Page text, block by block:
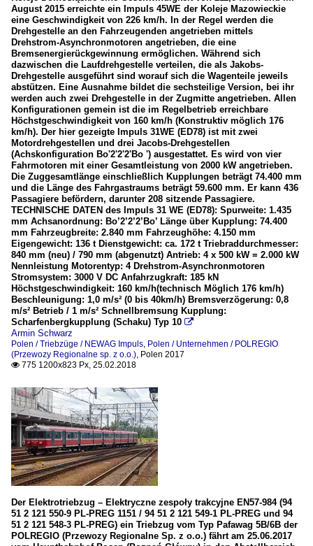
August 2015 erreichte ein Impuls 45WE der Koleje Mazowieckie
eine Geschwindigkeit von 226 km/h. In der Regel werden die
Drehgestelle an den Fahrzeugenden angetrieben mittels
Drehstrom-Asynchronmotoren angetrieben, die eine
Bremsenergierückgewinnung ermöglichen. Während sich
dazwischen die Laufdrehgestelle verteilen, die als Jakobs-
Drehgestelle ausgeführt sind worauf sich die Wagenteile jeweils
abstützen. Eine Ausnahme bildet die sechsteilige Version, bei ihr
werden auch zwei Drehgestelle in der Zugmitte angetrieben. Allen
Konfigurationen gemein ist die im Regelbetrieb erreichbare
Höchstgeschwindigkeit von 160 km/h (Konstruktiv möglich 176
km/h). Der hier gezeigte Impuls 31WE (ED78) ist mit zwei
Motordrehgestellen und drei Jacobs-Drehgestellen
(Achskonfiguration Bo'2'2'2'Bo ') ausgestattet. Es wird von vier
Fahrmotoren mit einer Gesamtleistung von 2000 kW angetrieben.
Die Zuggesamtlänge einschließlich Kupplungen beträgt 74.400 mm
und die Länge des Fahrgastraums beträgt 59.600 mm. Er kann 436
Passagiere befördern, darunter 208 sitzende Passagiere.
TECHNISCHE DATEN des Impuls 31 WE (ED78): Spurweite: 1.435
mm Achsanordnung: Bo’2’2’2’Bo’ Länge über Kupplung: 74.400
mm Fahrzeugbreite: 2.840 mm Fahrzeughöhe: 4.150 mm
Eigengewicht: 136 t Dienstgewicht: ca. 172 t Triebraddurchmesser:
840 mm (neu) / 790 mm (abgenutzt) Antrieb: 4 x 500 kW = 2.000 kW
Nennleistung Motorentyp: 4 Drehstrom-Asynchronmotoren
Stromsystem: 3000 V DC Anfahrzugkraft: 185 kN
Höchstgeschwindigkeit: 160 km/h(technisch Möglich 176 km/h)
Beschleunigung: 1,0 m/s² (0 bis 40km/h) Bremsverzögerung: 0,8
m/s² Betrieb / 1 m/s² Schnellbremsung Kupplung:
Scharfenbergkupplung (Schaku) Typ 10 
Armin Schwarz
Polen / Triebzüge / NEWAG Impuls, Polen / Unternehmen / POLREGIO
(Przewozy Regionalne sp. z o.o.), Polen 2017
 775 1200x823 Px, 25.02.2018
Der Elektrotriebzug – Elektryczne zespoły trakcyjne EN57-984 (94
51 2 121 550-9 PL-PREG 1151 / 94 51 2 121 549-1 PL-PREG und 94
51 2 121 548-3 PL-PREG) ein Triebzug vom Typ Pafawag 5B/6B der
POLREGIO (Przewozy Regionalne Sp. z o.o.) fährt am 25.06.2017